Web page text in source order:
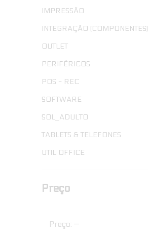
IMPRESSÃO
INTEGRAÇÃO (COMPONENTES)
OUTLET
PERIFÉRICOS
POS - REC
SOFTWARE
SOL_ADULTO
TABLETS & TELEFONES
UTIL OFFICE
Preço
Preço: —